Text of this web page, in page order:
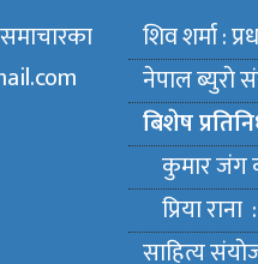
शिव शर्मा :
नेपाल ब्युराे
बिशेष
कुमार जंग
प्रिया
साहित्य